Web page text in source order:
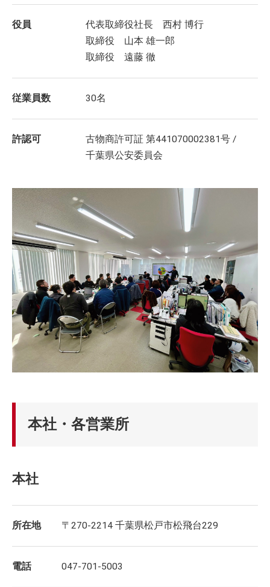
役員
代表取締役社長 西村 博行
取締役 山本 雄一郎
取締役 遠藤 徹
従業員数 30名
許認可
古物商許可証 第441070002381号 /
千葉県公安委員会
本社・各営業所
本社
所在地 〒270-2214 千葉県松戸市松飛台229
電話 047-701-5003